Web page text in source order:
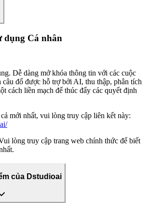
dụng Cá nhân
Dễ dàng mở khóa thông tin với các cuộc
câu đố được hỗ trợ bởi AI, thu thập, phân tích
cách liền mạch để thúc đẩy các quyết định
mới nhất, vui lòng truy cập liên kết này:
lòng truy cập trang web chính thức để biết
của Dstudioai